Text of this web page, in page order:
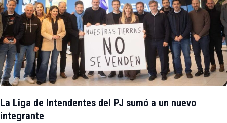
La Liga de Intendentes del PJ sumó a un nuevo
integrante